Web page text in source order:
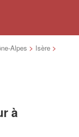
Alpes > Isère >
à